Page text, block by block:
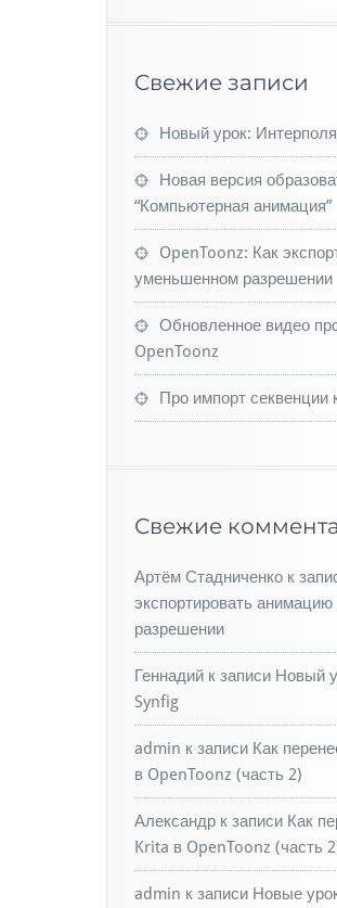
Свежие записи
Новый урок:
Новая версия
“Компьютерная анимация”
OpenToonz: Как
уменьшенном разрешении
Обновленное видео
OpenToonz
Про импорт секвенции
Свежие
Артём Стадниченко к
экспортировать
разрешении
Геннадий к записи Новый
Synfig
admin к записи Как
в OpenToonz (часть 2)
Александр к записи Как
Krita в OpenToonz (часть
admin к записи Новые